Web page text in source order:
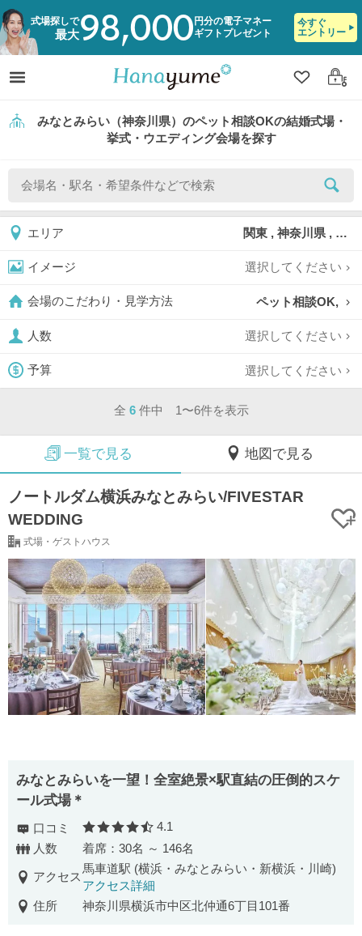
式場探しで
最大98,000 円分の電子マネー
ギフトプレゼント
今すぐ
エントリー
クリップ
ログ
みなとみらい（神奈川県）のペット相談OKの結婚式場・
挙式・ウエディング会場を探す
エリア 関東 , 神奈川県 , みなとみらい
イメージ 選択してください
会場のこだわり・見学方法 ペット相談OK,
人数 選択してください
予算 選択してください
全 6 件中 1〜6件を表示
一覧で見る 地図で見る
ノートルダム横浜みなとみらい/FIVESTAR
WEDDING
式場・ゲストハウス
みなとみらいを一望！全室絶景×駅直結の圧倒的スケ
ール式場＊
口コミ 口コミ評価
4.1
人数
着席：30名 ～ 146名
アクセス
馬車道駅 (横浜・みなとみらい・新横浜・川崎)
アクセス詳細
住所
神奈川県横浜市中区北仲通6丁目101番